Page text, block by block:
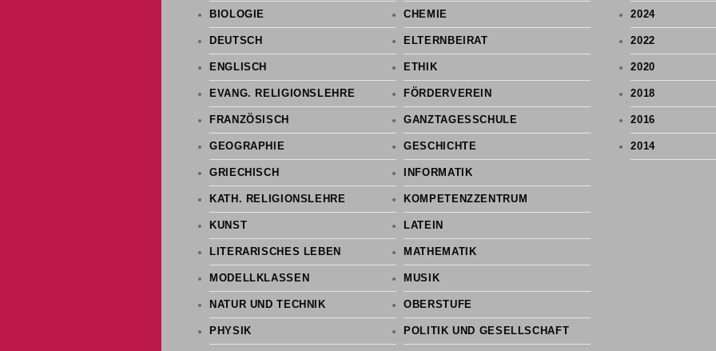
BIOLOGIE CHEMIE
DEUTSCH ELTERNBEIRAT
ENGLISCH ETHIK
EVANG. RELIGIONSLEHRE FÖRDERVEREIN
FRANZÖSISCH GANZTAGESSCHULE
GEOGRAPHIE GESCHICHTE
GRIECHISCH INFORMATIK
KATH. RELIGIONSLEHRE KOMPETENZZENTRUM
KUNST LATEIN
LITERARISCHES LEBEN MATHEMATIK
MODELLKLASSEN MUSIK
NATUR UND TECHNIK OBERSTUFE
PHYSIK POLITIK UND GESELLSCHAFT
2024
2022
2020
2018
2016
2014